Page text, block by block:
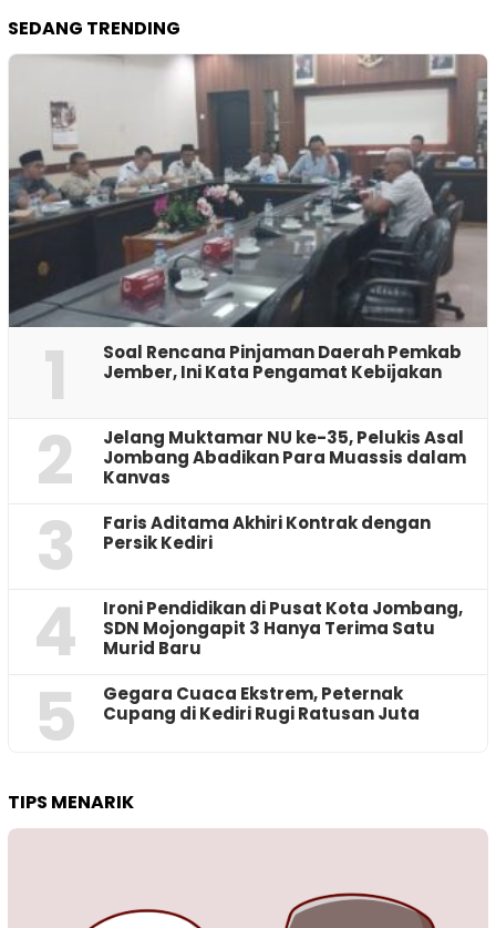
SEDANG TRENDING
1
‎Soal Rencana Pinjaman Daerah Pemkab
Jember, Ini Kata Pengamat Kebijakan ‎
2
Jelang Muktamar NU ke-35, Pelukis Asal
Jombang Abadikan Para Muassis dalam
Kanvas
3
Faris Aditama Akhiri Kontrak dengan
Persik Kediri
4
Ironi Pendidikan di Pusat Kota Jombang,
SDN Mojongapit 3 Hanya Terima Satu
Murid Baru
5
‎Gegara Cuaca Ekstrem, Peternak
Cupang di Kediri Rugi Ratusan Juta
TIPS MENARIK